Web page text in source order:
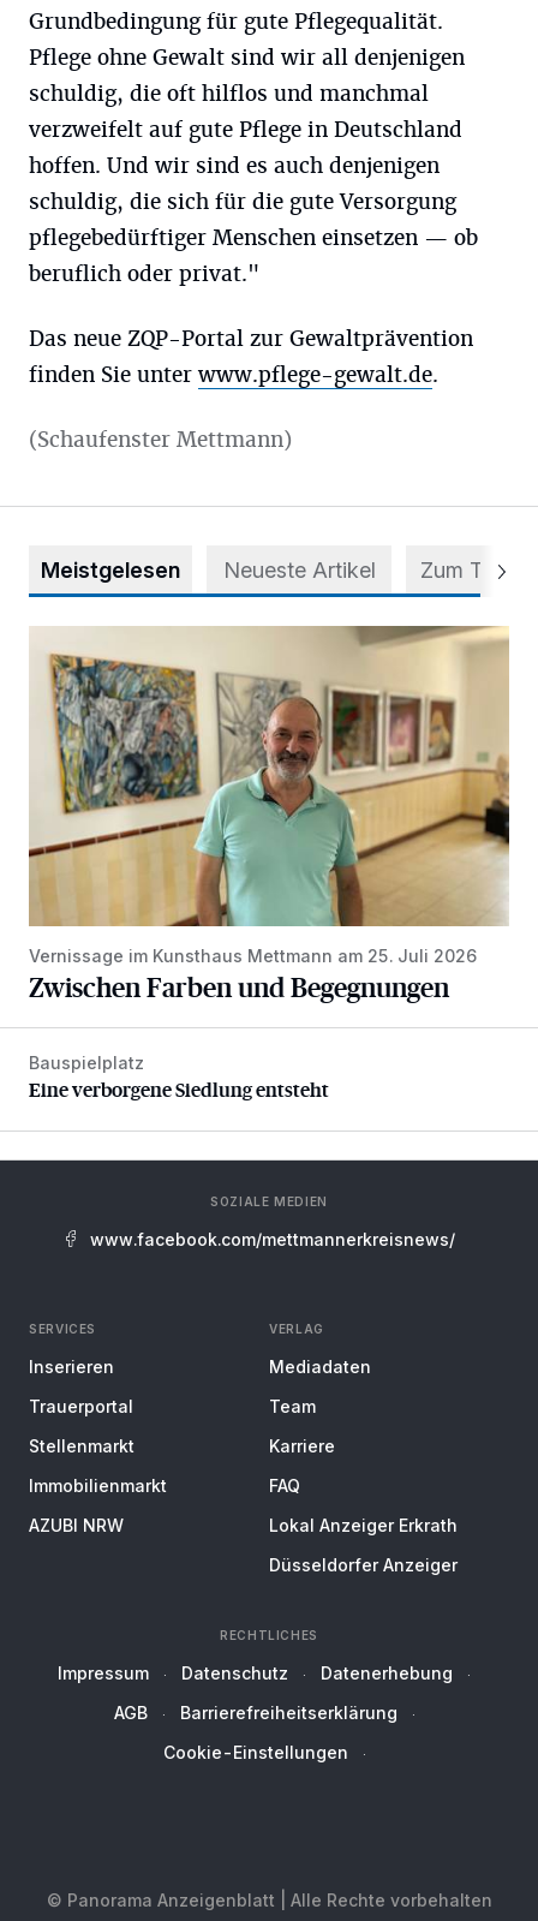
Grundbedingung für gute Pflegequalität.
Pflege ohne Gewalt sind wir all denjenigen
schuldig, die oft hilflos und manchmal
verzweifelt auf gute Pflege in Deutschland
hoffen. Und wir sind es auch denjenigen
schuldig, die sich für die gute Versorgung
pflegebedürftiger Menschen einsetzen — ob
beruflich oder privat."
Das neue ZQP-Portal zur Gewaltprävention
finden Sie unterwww.pflege-gewalt.de.
(Schaufenster Mettmann)
Meistgelesen Neueste Artikel Zum Thema
Vernissage im Kunsthaus Mettmann am 25. Juli 2026
Zwischen Farben und Begegnungen
Eine verborgene Siedlung entsteht
Bauspielplatz
Eine verborgene Siedlung entsteht
SOZIALE MEDIEN
www.facebook.com/mettmannerkreisnews/
SERVICES
Inserieren
Trauerportal
Stellenmarkt
Immobilienmarkt
AZUBI NRW
VERLAG
Mediadaten
Team
Karriere
FAQ
Lokal Anzeiger Erkrath
Düsseldorfer Anzeiger
RECHTLICHES
Impressum Datenschutz
Datenerhebung
AGB
Barrierefreiheitserklärung
Cookie-Einstellungen
© Panorama Anzeigenblatt | Alle Rechte vorbehalten